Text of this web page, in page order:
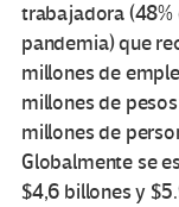
trabajadora (48%
pandemia) que
millones de
millones de
millones de
Globalmente se
$4,6 billones y